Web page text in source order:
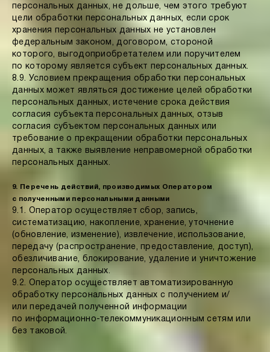
персональных данных, не дольше, чем этого требуют
цели обработки персональных данных, если срок
хранения персональных данных не установлен
федеральным законом, договором, стороной
которого, выгодоприобретателем или поручителем
по которому является субъект персональных данных.
8.9. Условием прекращения обработки персональных
данных может являться достижение целей обработки
персональных данных, истечение срока действия
согласия субъекта персональных данных, отзыв
согласия субъектом персональных данных или
требование о прекращении обработки персональных
данных, а также выявление неправомерной обработки
персональных данных.
9. Перечень действий, производимых Оператором
с полученными персональными данными
9.1. Оператор осуществляет сбор, запись,
систематизацию, накопление, хранение, уточнение
(обновление, изменение), извлечение, использование,
передачу (распространение, предоставление, доступ),
обезличивание, блокирование, удаление и уничтожение
персональных данных.
9.2. Оператор осуществляет автоматизированную
обработку персональных данных с получением и/
или передачей полученной информации
по информационно-телекоммуникационным сетям или
без таковой.